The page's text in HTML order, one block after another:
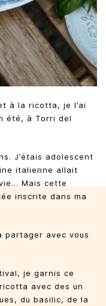
à la ricotta, je l’ai
été, à Torri del
J’étais adolescent
italienne allait
Mais cette
inscrite dans ma
partager avec vous
je garnis ce
avec des un
du basilic, de la